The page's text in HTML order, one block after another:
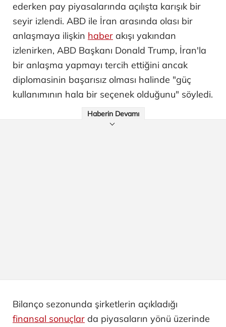
ederken pay piyasalarında açılışta karışık bir
seyir izlendi. ABD ile İran arasında olası bir
anlaşmaya ilişkin haber akışı yakından
izlenirken, ABD Başkanı Donald Trump, İran'la
bir anlaşma yapmayı tercih ettiğini ancak
diplomasinin başarısız olması halinde "güç
kullanımının hala bir seçenek olduğunu" söyledi.
Haberin Devamı
Bilanço sezonunda şirketlerin açıkladığı
finansal sonuçlar da piyasaların yönü üzerinde